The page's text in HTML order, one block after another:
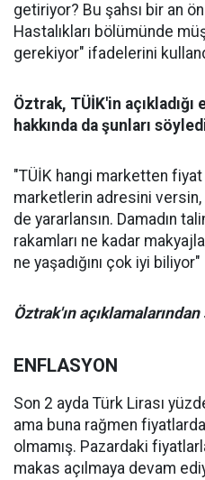
getiriyor? Bu şahsı bir an
Hastalıkları bölümünde
gerekiyor" ifadelerini
Öztrak, TÜİK'in açıkladığı
hakkında da şunları
"TÜİK hangi marketten
marketlerin adresini
de yararlansın. Damadın
rakamları ne kadar
ne yaşadığını çok iyi biliyor"
Öztrak'ın açıklamalarından
ENFLASYON
Son 2 ayda Türk Lirası
ama buna rağmen
olmamış. Pazardaki
makas açılmaya devam